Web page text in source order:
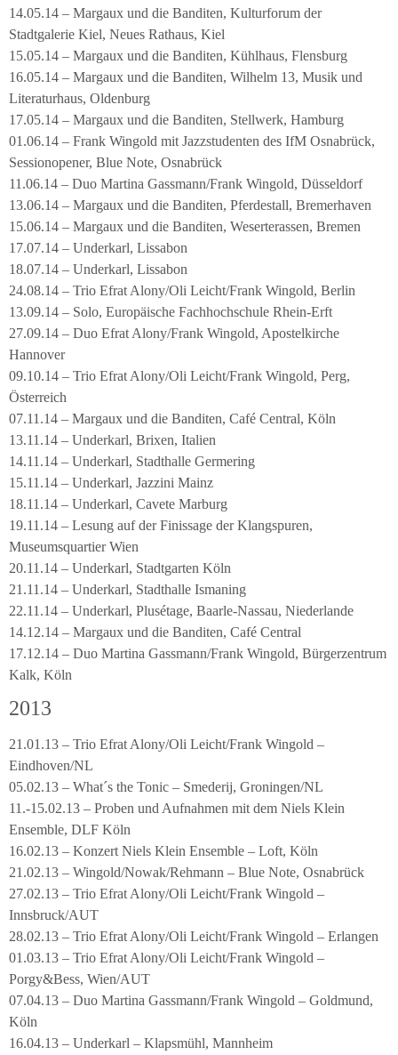
14.05.14 – Margaux und die Banditen, Kulturforum der
Stadtgalerie Kiel, Neues Rathaus, Kiel
15.05.14 – Margaux und die Banditen, Kühlhaus, Flensburg
16.05.14 – Margaux und die Banditen, Wilhelm 13, Musik und
Literaturhaus, Oldenburg
17.05.14 – Margaux und die Banditen, Stellwerk, Hamburg
01.06.14 – Frank Wingold mit Jazzstudenten des IfM Osnabrück,
Sessionopener, Blue Note, Osnabrück
11.06.14 – Duo Martina Gassmann/Frank Wingold, Düsseldorf
13.06.14 – Margaux und die Banditen, Pferdestall, Bremerhaven
15.06.14 – Margaux und die Banditen, Weserterassen, Bremen
17.07.14 – Underkarl, Lissabon
18.07.14 – Underkarl, Lissabon
24.08.14 – Trio Efrat Alony/Oli Leicht/Frank Wingold, Berlin
13.09.14 – Solo, Europäische Fachhochschule Rhein-Erft
27.09.14 – Duo Efrat Alony/Frank Wingold, Apostelkirche
Hannover
09.10.14 – Trio Efrat Alony/Oli Leicht/Frank Wingold, Perg,
Österreich
07.11.14 – Margaux und die Banditen, Café Central, Köln
13.11.14 – Underkarl, Brixen, Italien
14.11.14 – Underkarl, Stadthalle Germering
15.11.14 – Underkarl, Jazzini Mainz
18.11.14 – Underkarl, Cavete Marburg
19.11.14 – Lesung auf der Finissage der Klangspuren,
Museumsquartier Wien
20.11.14 – Underkarl, Stadtgarten Köln
21.11.14 – Underkarl, Stadthalle Ismaning
22.11.14 – Underkarl, Plusétage, Baarle-Nassau, Niederlande
14.12.14 – Margaux und die Banditen, Café Central
17.12.14 – Duo Martina Gassmann/Frank Wingold, Bürgerzentrum
Kalk, Köln
2013
21.01.13 – Trio Efrat Alony/Oli Leicht/Frank Wingold –
Eindhoven/NL
05.02.13 – What´s the Tonic – Smederij, Groningen/NL
11.-15.02.13 – Proben und Aufnahmen mit dem Niels Klein
Ensemble, DLF Köln
16.02.13 – Konzert Niels Klein Ensemble – Loft, Köln
21.02.13 – Wingold/Nowak/Rehmann – Blue Note, Osnabrück
27.02.13 – Trio Efrat Alony/Oli Leicht/Frank Wingold –
Innsbruck/AUT
28.02.13 – Trio Efrat Alony/Oli Leicht/Frank Wingold – Erlangen
01.03.13 – Trio Efrat Alony/Oli Leicht/Frank Wingold –
Porgy&Bess, Wien/AUT
07.04.13 – Duo Martina Gassmann/Frank Wingold – Goldmund,
Köln
16.04.13 – Underkarl – Klapsmühl, Mannheim